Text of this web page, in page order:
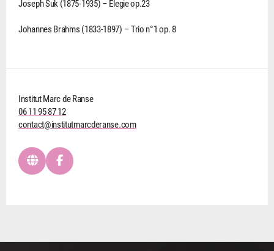
Joseph Suk (1875-1935) – Elegie op.23
Johannes Brahms (1833-1897) – Trio n°1 op. 8
Institut Marc de Ranse
06 11 95 87 12
contact@institutmarcderanse.com